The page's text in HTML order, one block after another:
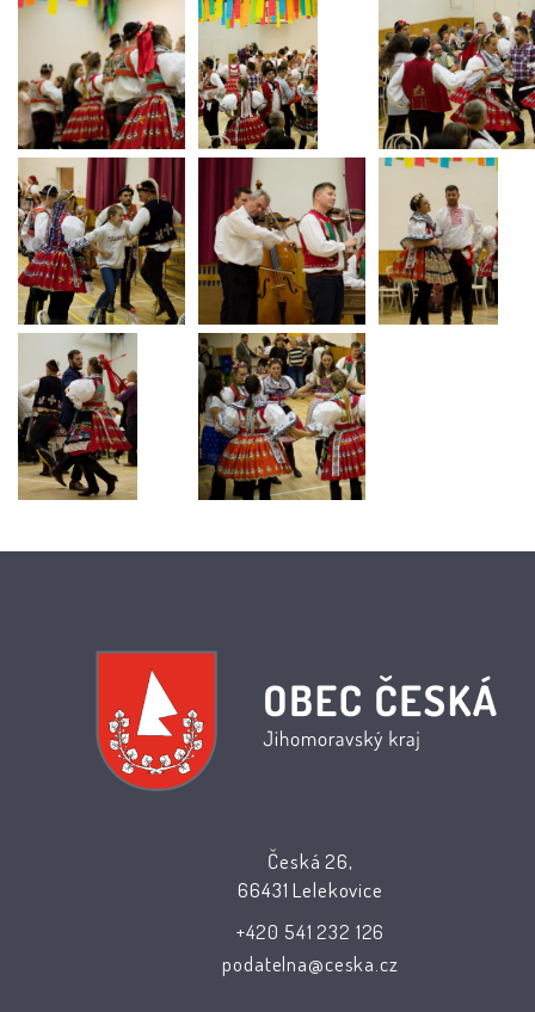
Česká 26,
66431 Lelekovice
+420 541 232 126
podatelna@ceska.cz